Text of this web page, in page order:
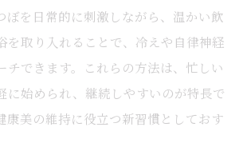
ぼを日常的に刺激しながら、温かい飲
を取り入れることで、冷えや自律神経
チできます。これらの方法は、忙しい
に始められ、継続しやすいのが特長で
康美の維持に役立つ新習慣としておす